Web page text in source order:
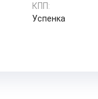
КПП:
Успенка